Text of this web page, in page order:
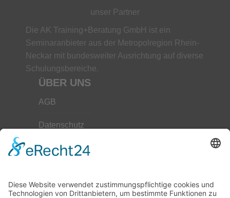
unser Partner
Die AK Training+Beratung GmbH ist ein
Seminaranbieter aus der Metropolregion Rhein-
Neckar mit bundesweiter Ausrichtung auf diverse
Schulungsbereiche.
ÜBER UNS
AGB
Datenschutz
Impressum
Downloads